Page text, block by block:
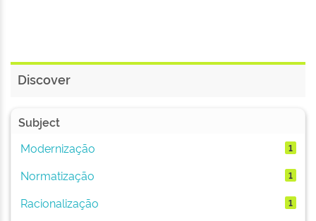
Discover
Subject
Modernização
1
Normatização 1
Racionalização 1